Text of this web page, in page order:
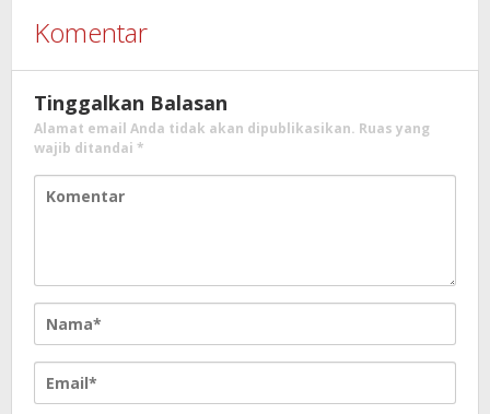
Komentar
Tinggalkan Balasan
Alamat email Anda tidak akan dipublikasikan. Ruas yang
wajib ditandai *